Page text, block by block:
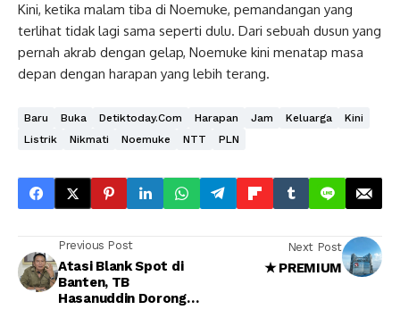
Kini, ketika malam tiba di Noemuke, pemandangan yang
terlihat tidak lagi sama seperti dulu. Dari sebuah dusun yang
pernah akrab dengan gelap, Noemuke kini menatap masa
depan dengan harapan yang lebih terang.
Baru Buka Detiktoday.com Harapan Jam Keluarga
Kini
Listrik
Nikmati Noemuke NTT PLN
Previous Post
Atasi Blank Spot di
Banten, TB
Hasanuddin Dorong
Next Post
★ PREMIUM